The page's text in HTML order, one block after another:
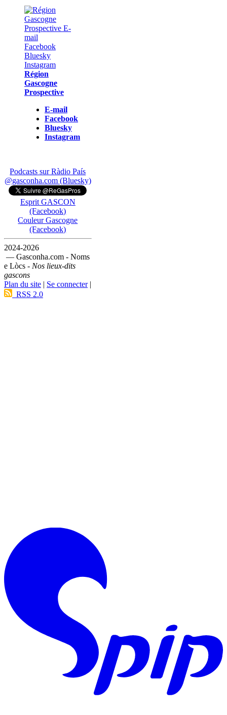
Région
Gascogne
Prospective
E-mail
Facebook
Bluesky
Instagram
Podcasts sur Ràdio País
@gasconha.com (Bluesky)
Esprit GASCON
(Facebook)
Couleur Gascogne
(Facebook)
2024-2026
— Gasconha.com - Noms
e Lòcs - Nos lieux-dits
gascons
Plan du site | Se connecter|
RSS 2.0